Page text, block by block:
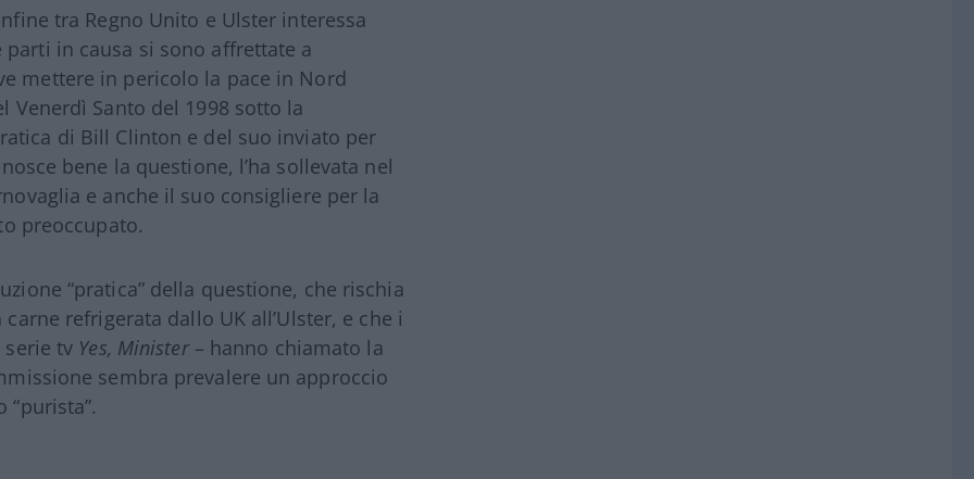
tra Regno Unito e Ulster interessa
in causa si sono affrettate a
mettere in pericolo la pace in Nord
Venerdì Santo del 1998 sotto la
di Bill Clinton e del suo inviato per
bene la questione, l’ha sollevata nel
e anche il suo consigliere per la
preoccupato.
“pratica” della questione, che rischia
refrigerata dallo UK all’Ulster, e che i
tv Yes, Minister– hanno chiamato la
sembra prevalere un approccio